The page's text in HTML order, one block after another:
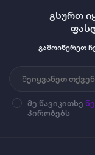
გსურთ
გამოიწერეთ
მე წავიკითხე
პირობებს